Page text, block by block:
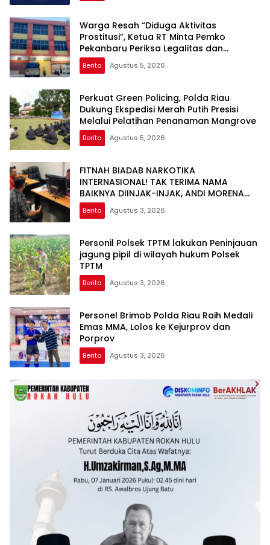
Warga Resah “Diduga Aktivitas
Prostitusi”, Ketua RT Minta Pemko
Pekanbaru Periksa Legalitas dan
Aktivitas Z Homestay di Jalan Tanjung
Datuk
Berita Agustus 5, 2026
Perkuat Green Policing, Polda Riau
Dukung Ekspedisi Merah Putih Presisi
Melalui Pelatihan Penanaman Mangrove
Berita Agustus 5, 2026
FITNAH BIADAB NARKOTIKA
INTERNASIONAL! TAK TERIMA NAMA
BAIKNYA DIINJAK-INJAK, ANDI MORENA
DECLARE WAR: SIAP Bantai DAN SERET
AKUN PEMBUNUH KARAKTER KE PENJARA
Berita Agustus 3, 2026
Personil Polsek TPTM lakukan Peninjauan
jagung pipil di wilayah hukum Polsek
TPTM
Berita Agustus 3, 2026
Personel Brimob Polda Riau Raih Medali
Emas MMA, Lolos ke Kejurprov dan
Porprov
Berita Agustus 3, 2026